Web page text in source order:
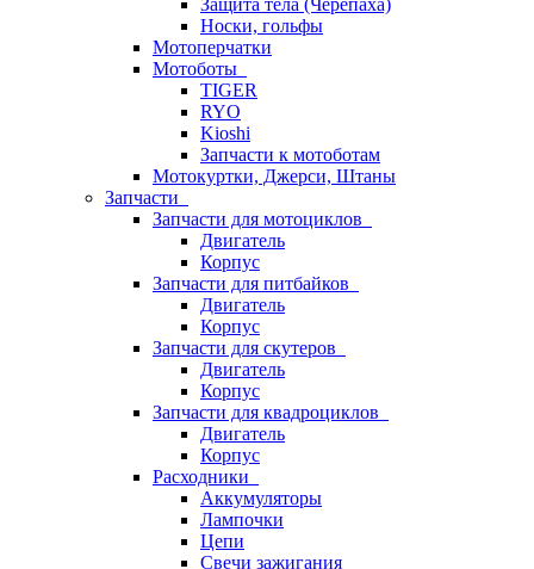
Защита тела (Черепаха)
Носки, гольфы
Мотоперчатки
Мотоботы
TIGER
RYO
Kioshi
Запчасти к мотоботам
Мотокуртки, Джерси, Штаны
Запчасти
Запчасти для мотоциклов
Двигатель
Корпус
Запчасти для питбайков
Двигатель
Корпус
Запчасти для скутеров
Двигатель
Корпус
Запчасти для квадроциклов
Двигатель
Корпус
Расходники
Аккумуляторы
Лампочки
Цепи
Свечи зажигания